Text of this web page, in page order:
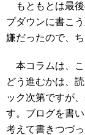
もともとは最後
プダウンに書こ
嫌だったので、
本コラムは、こ
どう進むかは、
ック次第ですが
す。ブログを書
考えて書きつづ